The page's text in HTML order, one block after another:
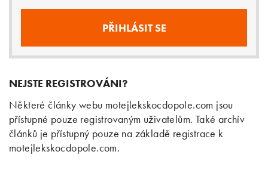
NEJSTE REGISTROVÁNI?
Některé články webu motejlekskocdopole.com jsou
přístupné pouze registrovaným uživatelům. Také archív
článků je přístupný pouze na základě registrace k
motejlekskocdopole.com.